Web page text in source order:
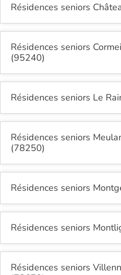
Résidences seniors
Résidences seniors
(95240)
Résidences seniors Le
Résidences seniors
(78250)
Résidences seniors
Résidences seniors
Résidences seniors